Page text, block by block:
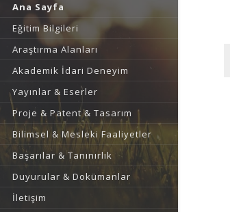
Ana Sayfa
Eğitim Bilgileri
Araştırma Alanları
Akademik İdari Deneyim
Yayınlar & Eserler
Proje & Patent & Tasarım
Bilimsel & Mesleki Faaliyetler
Başarılar & Tanınırlık
Duyurular & Dokümanlar
İletişim